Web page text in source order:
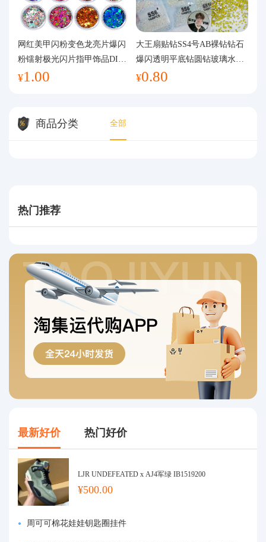
网红美甲闪粉变色龙亮片爆闪
粉镭射极光闪片指甲饰品DIY
手工流麻
¥1.00
大王扇贴钻SS4号AB裸钻钻石
爆闪透明平底钻圆钻玻璃水钻
美甲钻饰
¥0.80
商品分类 全部
热门推荐
最新好价 热门好价
LJR UNDEFEATED x AJ4军绿 IB1519200
¥500.00
周可可棉花娃娃钥匙圈挂件